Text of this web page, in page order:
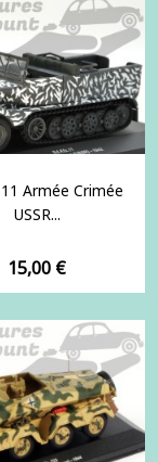
Armée Crimée
USSR...
Prix
15,00 €